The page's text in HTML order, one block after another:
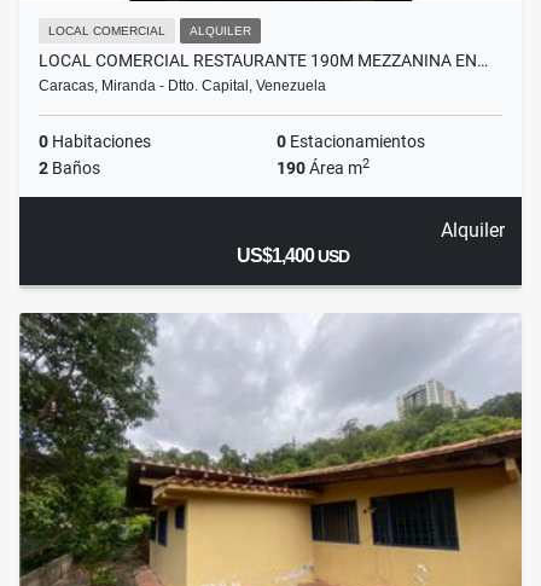
LOCAL COMERCIAL ALQUILER
LOCAL COMERCIAL RESTAURANTE 190M MEZZANINA EN…
Caracas, Miranda - Dtto. Capital, Venezuela
0 Habitaciones 0 Estacionamientos
2 Baños 190Área m2
Alquiler
US$1,400USD